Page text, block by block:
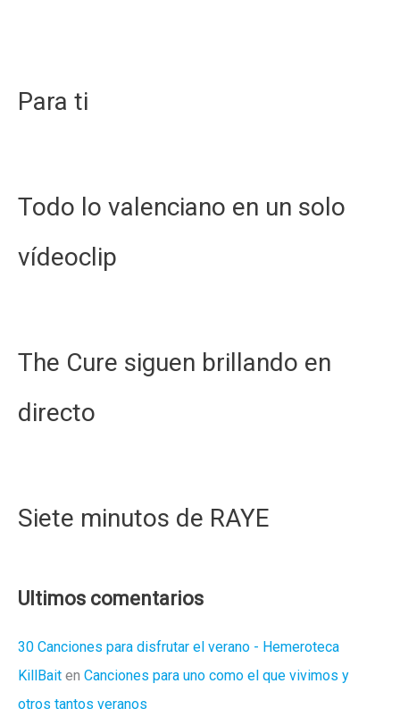
Para ti
Todo lo valenciano en un solo
vídeoclip
The Cure siguen brillando en
directo
Siete minutos de RAYE
Ultimos comentarios
30 Canciones para disfrutar el verano - Hemeroteca
KillBait en Canciones para uno como el que vivimos y
otros tantos veranos